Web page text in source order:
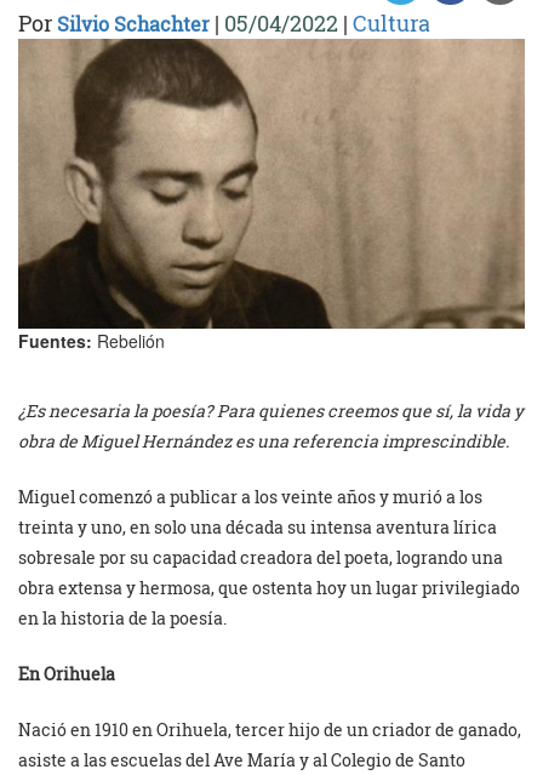
Por Silvio Schachter | 05/04/2022 | Cultura
Fuentes: Rebelión
¿Es necesaria la poesía? Para quienes creemos que sí, la vida y
obra de Miguel Hernández es una referencia imprescindible.
Miguel comenzó a publicar a los veinte años y murió a los
treinta y uno, en solo una década su intensa aventura lírica
sobresale por su capacidad creadora del poeta, logrando una
obra extensa y hermosa, que ostenta hoy un lugar privilegiado
en la historia de la poesía.
En Orihuela
Nació en 1910 en Orihuela, tercer hijo de un criador de ganado,
asiste a las escuelas del Ave María y al Colegio de Santo